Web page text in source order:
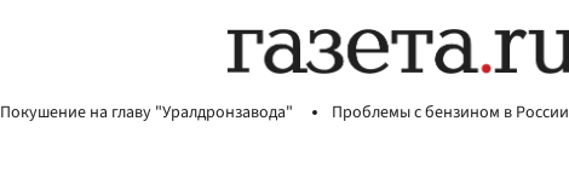
Покушение на главу "Уралдронзавода" Проблемы с бензином в России